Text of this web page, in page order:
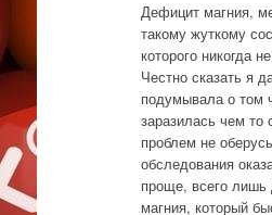
Дефицит магния,
такому жуткому
которого никогда
Честно сказать я
подумывала о том
заразилась чем то
проблем не
обследования
проще, всего лишь
магния, который